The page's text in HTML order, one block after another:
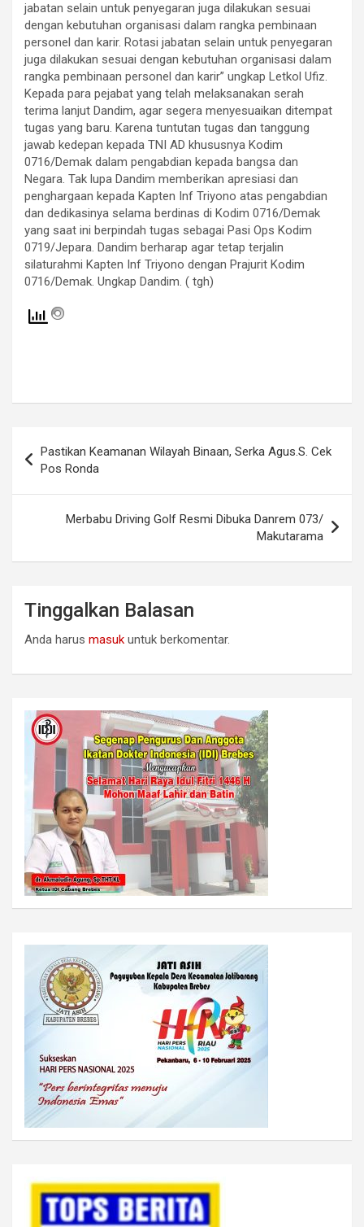
jabatan selain untuk penyegaran juga dilakukan sesuai
dengan kebutuhan organisasi dalam rangka pembinaan
personel dan karir. Rotasi jabatan selain untuk penyegaran
juga dilakukan sesuai dengan kebutuhan organisasi dalam
rangka pembinaan personel dan karir” ungkap Letkol Ufiz.
Kepada para pejabat yang telah melaksanakan serah
terima lanjut Dandim, agar segera menyesuaikan ditempat
tugas yang baru. Karena tuntutan tugas dan tanggung
jawab kedepan kepada TNI AD khususnya Kodim
0716/Demak dalam pengabdian kepada bangsa dan
Negara. Tak lupa Dandim memberikan apresiasi dan
penghargaan kepada Kapten Inf Triyono atas pengabdian
dan dedikasinya selama berdinas di Kodim 0716/Demak
yang saat ini berpindah tugas sebagai Pasi Ops Kodim
0719/Jepara. Dandim berharap agar tetap terjalin
silaturahmi Kapten Inf Triyono dengan Prajurit Kodim
0716/Demak. Ungkap Dandim. ( tgh)
pos
Pastikan Keamanan Wilayah Binaan, Serka Agus.S. Cek
Pos Ronda
Merbabu Driving Golf Resmi Dibuka Danrem 073/
Makutarama
Tinggalkan Balasan
Anda harus masuk untuk berkomentar.